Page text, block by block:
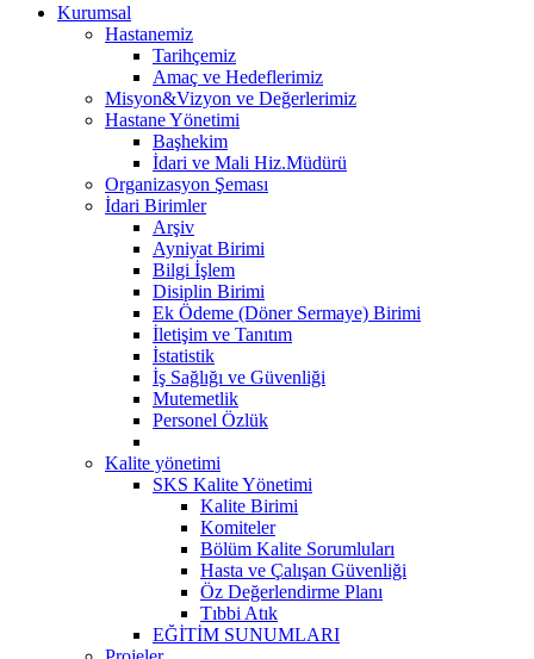
Kurumsal
Hastanemiz
Tarihçemiz
Amaç ve Hedeflerimiz
Misyon&Vizyon ve Değerlerimiz
Hastane Yönetimi
Başhekim
İdari ve Mali Hiz.Müdürü
Organizasyon Şeması
İdari Birimler
Arşiv
Ayniyat Birimi
Bilgi İşlem
Disiplin Birimi
Ek Ödeme (Döner Sermaye) Birimi
İletişim ve Tanıtım
İstatistik
İş Sağlığı ve Güvenliği
Mutemetlik
Personel Özlük
Kalite yönetimi
SKS Kalite Yönetimi
Kalite Birimi
Komiteler
Bölüm Kalite Sorumluları
Hasta ve Çalışan Güvenliği
Öz Değerlendirme Planı
Tıbbi Atık
EĞİTİM SUNUMLARI